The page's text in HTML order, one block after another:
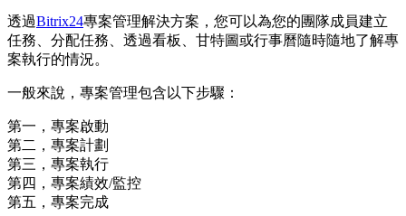
透過Bitrix24專案管理解決方案，您可以為您的團隊成員建立
任務、分配任務、透過看板、甘特圖或行事曆隨時隨地了解專
案執行的情況。
一般來說，專案管理包含以下步驟：
第一，專案啟動
第二，專案計劃
第三，專案執行
第四，專案績效/監控
第五，專案完成